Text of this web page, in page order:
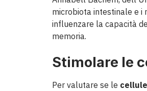
microbiota intestinale e i
influenzare la capacità
memoria.
Stimolare le
Per valutare se le cellule